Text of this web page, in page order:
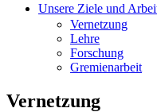
Unsere Ziele und
Vernetzung
Lehre
Forschung
Gremienarbeit
Vernetzung